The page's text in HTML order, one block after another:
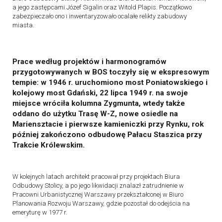
a jego zastępcami Józef Sigalin oraz Witold Plapis. Początkowo
zabezpieczało ono i inwentaryzowało ocalałe relikty zabudowy
miasta.
Prace według projektów i harmonogramów
przygotowywanych w BOS toczyły się w ekspresowym
tempie: w 1946 r. uruchomiono most Poniatowskiego i
kolejowy most Gdański, 22 lipca 1949 r. na swoje
miejsce wróciła kolumna Zygmunta, wtedy także
oddano do użytku Trasę W-Z, nowe osiedle na
Mariensztacie i pierwsze kamieniczki przy Rynku, rok
później zakończono odbudowę Pałacu Staszica przy
Trakcie Królewskim.
W kolejnych latach architekt pracował przy projektach Biura
Odbudowy Stolicy, a po jego likwidacji znalazł zatrudnienie w
Pracowni Urbanistycznej Warszawy przekształconej w Biuro
Planowania Rozwoju Warszawy, gdzie pozostał do odejścia na
emeryturę w 1977 r.